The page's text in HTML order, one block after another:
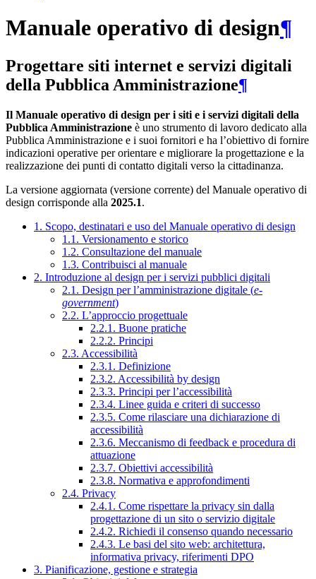
Manuale operativo di design¶
Progettare siti internet e servizi digitali
della Pubblica Amministrazione¶
Il Manuale operativo di design per i siti e i servizi digitali della
Pubblica Amministrazione è uno strumento di lavoro dedicato alla
Pubblica Amministrazione e i suoi fornitori e ha l’obiettivo di fornire
indicazioni operative per orientare e migliorare la progettazione e la
realizzazione dei punti di contatto digitali verso la cittadinanza.
La versione aggiornata (versione corrente) del Manuale operativo di
design corrisponde alla 2025.1.
1. Scopo, destinatari e uso del Manuale operativo di design
1.1. Versionamento e storico
1.2. Consultazione del manuale
1.3. Contribuisci al manuale
2. Introduzione al design per i servizi pubblici digitali
2.1. Design per l’amministrazione digitale (e-
government)
2.2. L’approccio progettuale
2.2.1. Buone pratiche
2.2.2. Principi
2.3. Accessibilità
2.3.1. Definizione
2.3.2. Accessibilità by design
2.3.3. Principi per l’accessibilità
2.3.4. Linee guida e criteri di successo
2.3.5. Come rilasciare una dichiarazione di
accessibilità
2.3.6. Meccanismo di feedback e procedura di
attuazione
2.3.7. Obiettivi accessibilità
2.3.8. Normativa e approfondimenti
2.4. Privacy
2.4.1. Come rispettare la privacy sin dalla
progettazione di un sito o servizio digitale
2.4.2. Richiedi il consenso quando necessario
2.4.3. Le basi del sito web: architettura,
informativa privacy, riferimenti DPO
3. Pianificazione, gestione e strategia